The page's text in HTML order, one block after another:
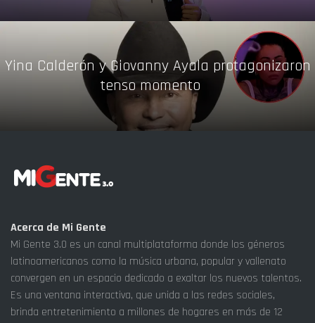
Yina Calderón y Giovanny Ayala protagonizaron
tenso momento
Acerca de Mi Gente
Mi Gente 3.0 es un canal multiplataforma donde los géneros
latinoamericanos como la música urbana, popular y vallenato
convergen en un espacio dedicado a exaltar los nuevos talentos.
Es una ventana interactiva, que unida a las redes sociales,
brinda entretenimiento a millones de hogares en más de 12